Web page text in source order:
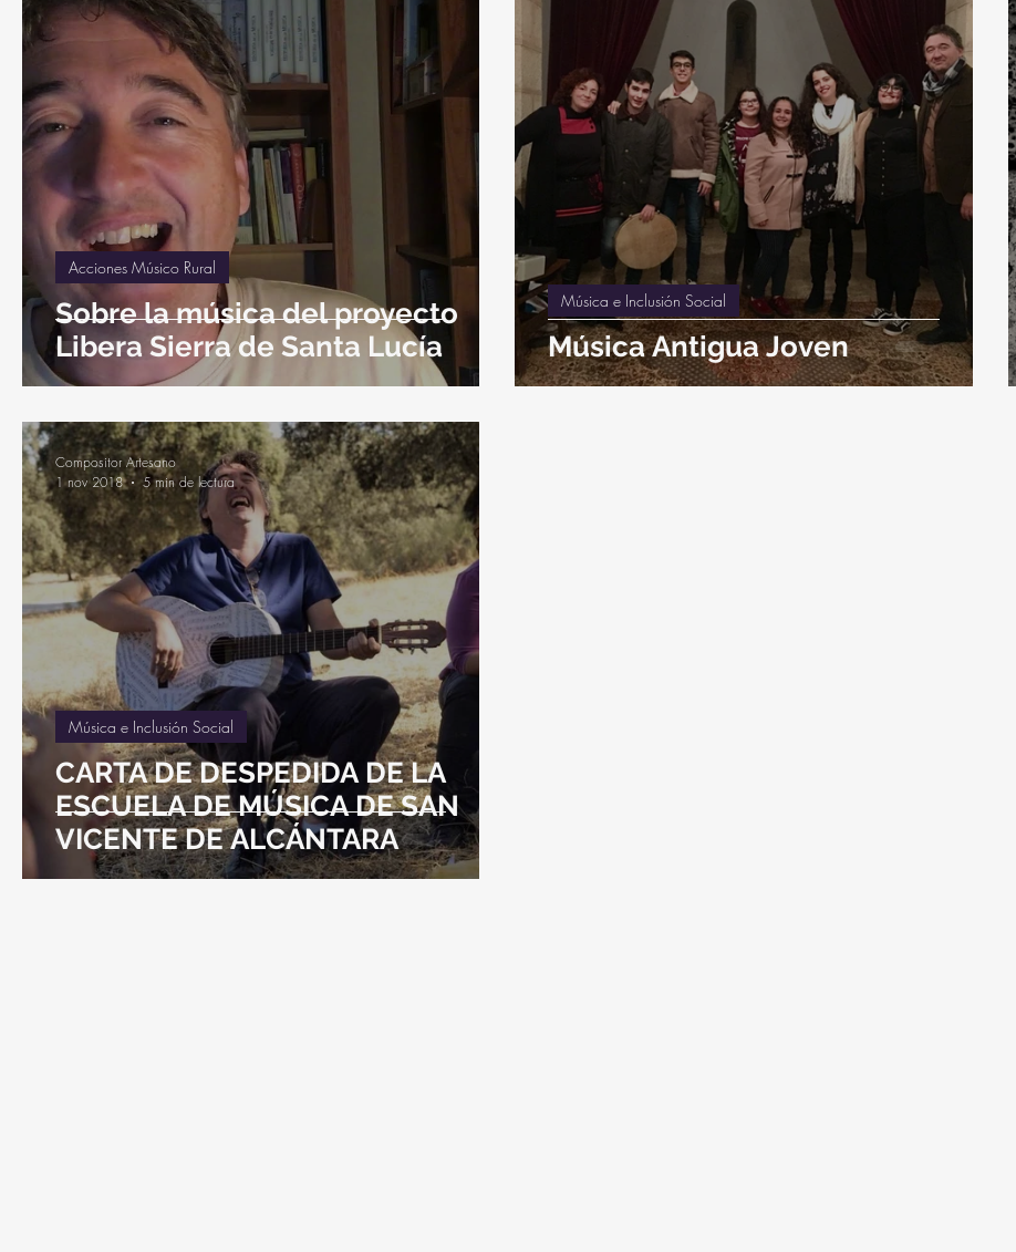
Sobre la música del proyecto
Libera Sierra de Santa Lucía
Acciones Músico Rural
Música Antigua Joven
Música e Inclusión Social
CARTA DE DESPEDIDA DE LA
ESCUELA DE MÚSICA DE SAN
VICENTE DE ALCÁNTARA
Música e Inclusión Social
Compositor Artesano
1 nov 2018
5 min de lectura